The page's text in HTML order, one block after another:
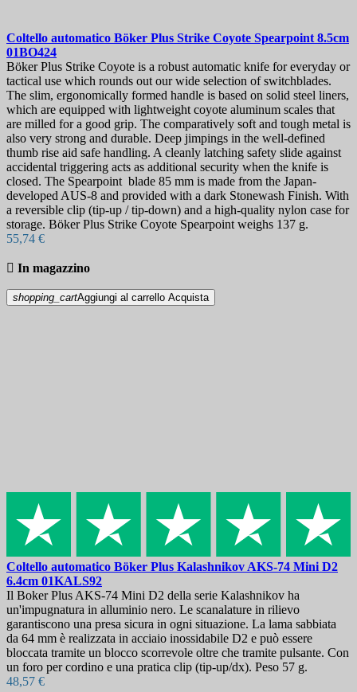
Coltello automatico Böker Plus Strike Coyote Spearpoint 8.5cm
01BO424
Böker Plus Strike Coyote is a robust automatic knife for everyday or
tactical use which rounds out our wide selection of switchblades.
The slim, ergonomically formed handle is based on solid steel liners,
which are equipped with lightweight coyote aluminum scales that
are milled for a good grip. The comparatively soft and tough metal is
also very strong and durable. Deep jimpings in the well-defined
thumb rise aid safe handling. A cleanly latching safety slide against
accidental triggering acts as additional security when the knife is
closed. The Spearpoint blade 85 mm is made from the Japan-
developed AUS-8 and provided with a dark Stonewash Finish. With
a reversible clip (tip-up / tip-down) and a high-quality nylon case for
storage. Böker Plus Strike Coyote Spearpoint weighs 137 g.
55,74 €
 In magazzino
shopping_cartAggiungi al carrello Acquista
Coltello automatico Böker Plus Kalashnikov AKS-74 Mini D2
6.4cm 01KALS92
Il Boker Plus AKS-74 Mini D2 della serie Kalashnikov ha
un'impugnatura in alluminio nero. Le scanalature in rilievo
garantiscono una presa sicura in ogni situazione. La lama sabbiata
da 64 mm è realizzata in acciaio inossidabile D2 e ​​può essere
bloccata tramite un blocco scorrevole oltre che tramite pulsante. Con
un foro per cordino e una pratica clip (tip-up/dx). Peso 57 g.
48,57 €